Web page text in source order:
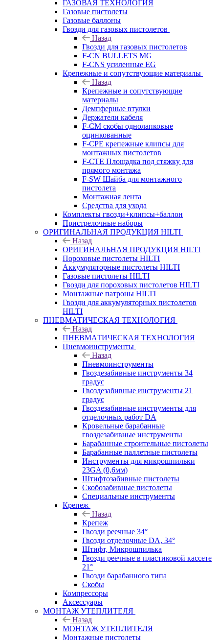
ГАЗОВАЯ ТЕХНОЛОГИЯ
Газовые пистолеты
Газовые баллоны
Гвозди для газовых пистолетов
Назад
Гвозди для газовых пистолетов
F-CN BULLETS MG
F-CNS усиленные EG
Крепежные и сопутствующие материалы
Назад
Крепежные и сопутствующие
материалы
Демпферные втулки
Держатели кабеля
F-CM скобы однолапковые
оцинкованные
F-CPE крепежные клипсы для
монтажных пистолетов
F-CTE Площадка под стяжку для
прямого монтажа
F-SW Шайба для монтажного
пистолета
Монтажная лента
Средства для ухода
Комплекты гвозди+клипсы+баллон
Пристрелочные наборы
ОРИГИНАЛЬНАЯ ПРОДУКЦИЯ HILTI
Назад
ОРИГИНАЛЬНАЯ ПРОДУКЦИЯ HILTI
Пороховые пистолеты HILTI
Аккумуляторные пистолеты HILTI
Газовые пистолеты HILTI
Гвозди для пороховых пистолетов HILTI
Монтажные патроны HILTI
Гвозди для аккумуляторных пистолетов
HILTI
ПНЕВМАТИЧЕСКАЯ ТЕХНОЛОГИЯ
Назад
ПНЕВМАТИЧЕСКАЯ ТЕХНОЛОГИЯ
Пневмоинструменты
Назад
Пневмоинструменты
Гвоздезабивные инструменты 34
градус
Гвоздезабивные инструменты 21
градус
Гвоздезабивные инструменты для
отделочных работ DA
Кровельные барабанные
гвоздезабивные инструменты
Барабанные строительные пистолеты
Барабанные паллетные пистолеты
Инструменты для микрошпильки
23GA (0,6мм)
Штифтозабивные пистолеты
Скобозабивные пистолеты
Специальные инструменты
Крепеж
Назад
Крепеж
Гвозди реечные 34°
Гвозди отделочные DA, 34°
Штифт, Микрошпилька
Гвозди реечные в пластиковой кассете
21°
Гвозди барабанного типа
Скобы
Компрессоры
Аксессуары
МОНТАЖ УТЕПЛИТЕЛЯ
Назад
МОНТАЖ УТЕПЛИТЕЛЯ
Монтажные пистолеты